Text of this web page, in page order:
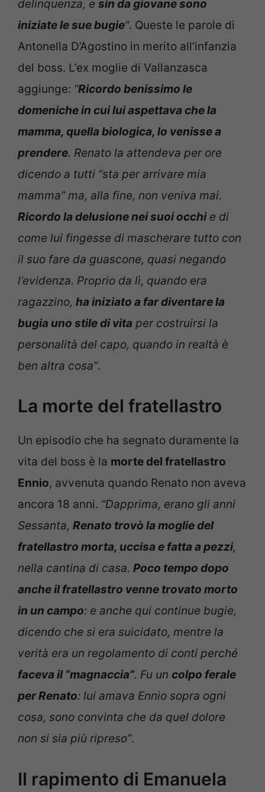
delinquenza, e sin da giovane sono
iniziate le sue bugie“. Queste le parole di
Antonella D’Agostino in merito all’infanzia
del boss. L’ex moglie di Vallanzasca
aggiunge: “Ricordo benissimo le
domeniche in cui lui aspettava che la
mamma, quella biologica, lo venisse a
prendere. Renato la attendeva per ore
dicendo a tutti “sta per arrivare mia
mamma” ma, alla fine, non veniva mai.
Ricordo la delusione nei suoi occhie di
come lui fingesse di mascherare tutto con
il suo fare da guascone, quasi negando
l’evidenza. Proprio da lì, quando era
ragazzino, ha iniziato a far diventare la
bugia uno stile di vita per costruirsi la
personalità del capo, quando in realtà è
ben altra cosa”.
La morte del fratellastro
Un episodio che ha segnato duramente la
vita del boss è la morte del fratellastro
Ennio, avvenuta quando Renato non aveva
ancora 18 anni. “Dapprima, erano gli anni
Sessanta, Renato trovò la moglie del
fratellastro morta, uccisa e fatta a pezzi,
nella cantina di casa. Poco tempo dopo
anche il fratellastro venne trovato morto
in un campo: e anche qui continue bugie,
dicendo che si era suicidato, mentre la
verità era un regolamento di conti perché
faceva il “magnaccia”. Fu un colpo ferale
per Renato: lui amava Ennio sopra ogni
cosa, sono convinta che da quel dolore
non si sia più ripreso”.
Il rapimento di Emanuela